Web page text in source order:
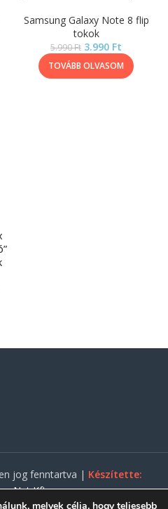
Samsung Galaxy Note 8 flip
tokok
5.990Ft 3.990 Ft
TOVÁBB OLVASOM
jog fenntartva | Készítette:
Net Kft.
melyek célja, hogy teljesebb